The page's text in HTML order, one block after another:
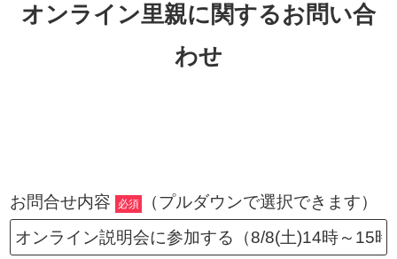
オンライン里親に関するお問い合
わせ
お問合せ内容 必須 （プルダウンで選択できます）